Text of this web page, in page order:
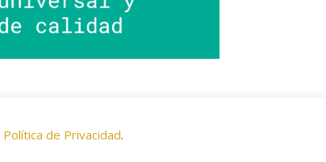
Política de Privacidad.